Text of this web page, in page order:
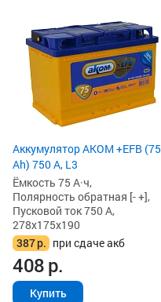
Аккумулятор AKOM +EFB (75
Ah) 750 А, L3
Ёмкость 75 А·ч,
Полярность обратная [- +],
Пусковой ток 750 А,
278x175x190
387р. при сдаче акб
408р.
Купить